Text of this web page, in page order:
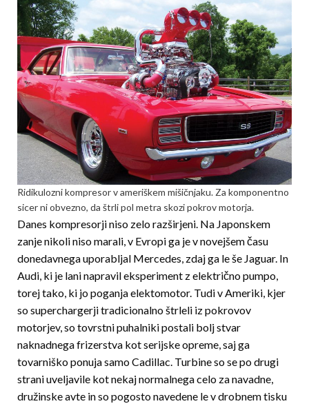
Ridikulozni kompresor v ameriškem mišičnjaku. Za komponentno
sicer ni obvezno, da štrli pol metra skozi pokrov motorja.
Danes kompresorji niso zelo razširjeni. Na Japonskem
zanje nikoli niso marali, v Evropi ga je v novejšem času
donedavnega uporabljal Mercedes, zdaj ga le še Jaguar. In
Audi, ki je lani napravil eksperiment z električno pumpo,
torej tako, ki jo poganja elektomotor. Tudi v Ameriki, kjer
so super­chargerji tradicionalno štrleli iz pokrovov
motorjev, so tovrstni puhalniki postali bolj stvar
naknadnega frizerstva kot serijske opreme, saj ga
tovarniško ponuja samo Cadillac. Turbine so se po drugi
strani uveljavile kot nekaj normalnega celo za navadne,
družinske avte in so pogosto navedene le v drobnem tisku